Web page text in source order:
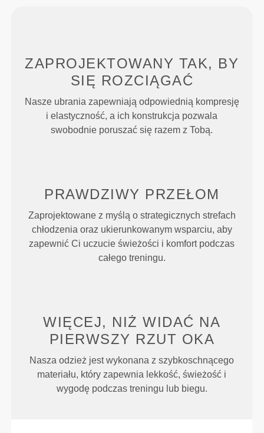
ZAPROJEKTOWANY TAK, BY
SIĘ ROZCIĄGAĆ
Nasze ubrania zapewniają odpowiednią kompresję
i elastyczność, a ich konstrukcja pozwala
swobodnie poruszać się razem z Tobą.
PRAWDZIWY PRZEŁOM
Zaprojektowane z myślą o strategicznych strefach
chłodzenia oraz ukierunkowanym wsparciu, aby
zapewnić Ci uczucie świeżości i komfort podczas
całego treningu.
WIĘCEJ, NIŻ WIDAĆ NA
PIERWSZY RZUT OKA
Nasza odzież jest wykonana z szybkoschnącego
materiału, który zapewnia lekkość, świeżość i
wygodę podczas treningu lub biegu.